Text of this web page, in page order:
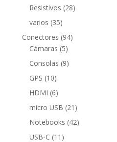
producto
Resistivos 2828
varios 3535
productos
Conectores 9494
Cámaras 55
productos
Consolas 99
GPS 1010
productos
HDMI 66
productos
micro USB 21 21
productos
Notebooks 4242
USB-C 11 11